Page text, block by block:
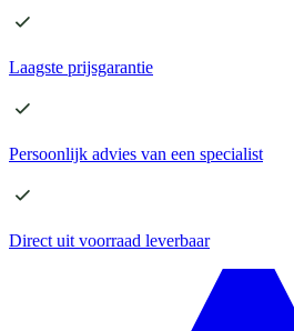
Laagste prijsgarantie
Persoonlijk advies van een specialist
Direct uit voorraad leverbaar